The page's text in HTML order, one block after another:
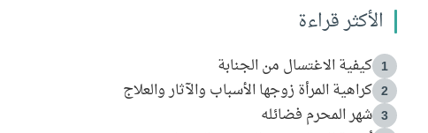
الأكثر قراءة
1 كيفية الاغتسال من الجنابة
2 كراهية المرأة زوجها الأسباب والآثار والعلاج
3 شهر المحرم فضائله